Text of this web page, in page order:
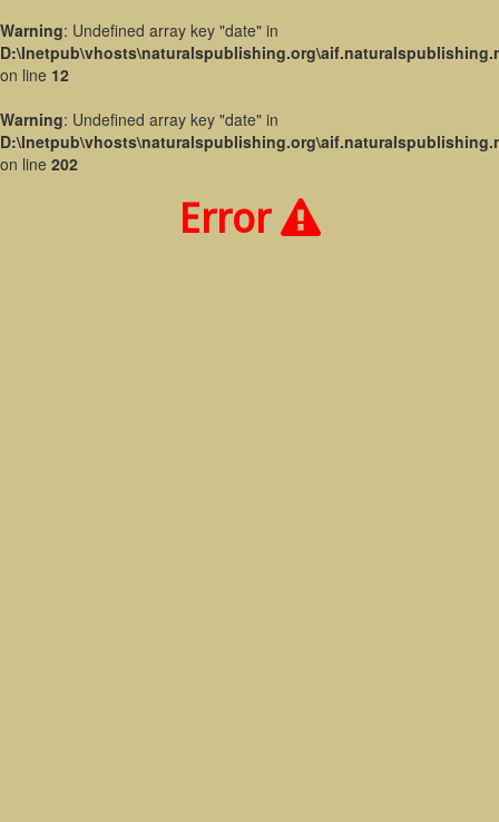
Warning: Undefined array key "date" in
on line 12
Warning: Undefined array key "date" in
on line 202
Error